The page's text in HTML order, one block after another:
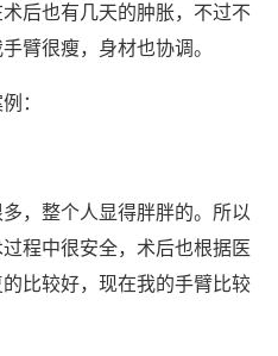
后也有几天的肿胀，不过不
臂很瘦，身材也协调。
：
，整个人显得胖胖的。所以
程中很安全，术后也根据医
比较好，现在我的手臂比较